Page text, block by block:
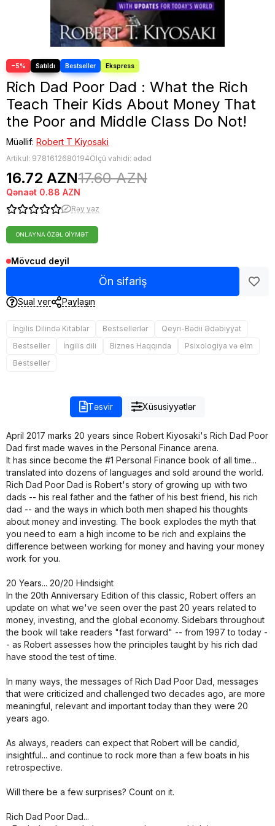
−5%
Rich Dad Poor Dad : What the Rich
Teach Their Kids About Money That
the Poor and Middle Class Do Not!
Müəllif: Robert T Kiyosaki
Artikul: 9781612680194Ölçü vahidi: ədəd
16.72 AZN17.60 AZN
Qənaət 0.88 AZN
Rəy yaz
ONLAYNA ÖZƏL QIYMƏT
Mövcud deyil
Ön sifariş
Sual ver Paylaşın
İngilis Dilində Kitablar Bestsellerlər
Qeyri-Bədii Ədəbiyyat
Bestseller
İngilis dili Biznes Haqqında
Psixologiya və elm
Bestseller
Təsvir Xüsusiyyətlər
April 2017 marks 20 years since Robert Kiyosaki's Rich Dad Poor
Dad first made waves in the Personal Finance arena.
It has since become the #1 Personal Finance book of all time...
translated into dozens of languages and sold around the world.
Rich Dad Poor Dad is Robert's story of growing up with two
dads -- his real father and the father of his best friend, his rich
dad -- and the ways in which both men shaped his thoughts
about money and investing. The book explodes the myth that
you need to earn a high income to be rich and explains the
difference between working for money and having your money
work for you.
20 Years... 20/20 Hindsight
In the 20th Anniversary Edition of this classic, Robert offers an
update on what we've seen over the past 20 years related to
money, investing, and the global economy. Sidebars throughout
the book will take readers "fast forward" -- from 1997 to today -
- as Robert assesses how the principles taught by his rich dad
have stood the test of time.
In many ways, the messages of Rich Dad Poor Dad, messages
that were criticized and challenged two decades ago, are more
meaningful, relevant and important today than they were 20
years ago.
As always, readers can expect that Robert will be candid,
insightful... and continue to rock more than a few boats in his
retrospective.
Will there be a few surprises? Count on it.
Rich Dad Poor Dad...